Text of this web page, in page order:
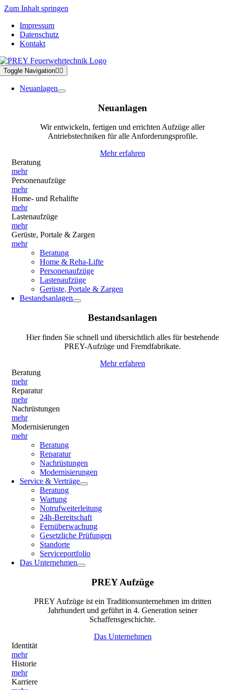
Zum Inhalt springen
Impressum
Datenschutz
Kontakt
Toggle Navigation
Neuanlagen
Neuanlagen
Wir entwickeln, fertigen und errichten Aufzüge aller
Antriebstechniken für alle Anforderungsprofile.
Mehr erfahren
Beratung
mehr
Personenaufzüge
mehr
Home- und Rehalifte
mehr
Lastenaufzüge
mehr
Gerüste, Portale & Zargen
mehr
Beratung
Home & Reha-Lifte
Personenaufzüge
Lastenaufzüge
Gerüste, Portale & Zargen
Bestandsanlagen
Bestandsanlagen
Hier finden Sie schnell und übersichtlich alles für bestehende
PREY-Aufzüge und Fremdfabrikate.
Mehr erfahren
Beratung
mehr
Reparatur
mehr
Nachrüstungen
mehr
Modernisierungen
mehr
Beratung
Reparatur
Nachrüstungen
Modernisierungen
Service & Verträge
Beratung
Wartung
Notrufweiterleitung
24h-Bereitschaft
Fernüberwachung
Gesetzliche Prüfungen
Standorte
Serviceportfolio
Das Unternehmen
PREY Aufzüge
PREY Aufzüge ist ein Traditionsunternehmen im dritten
Jahrhundert und geführt in 4. Generation seiner
Schaffensgeschichte.
Das Unternehmen
Identität
mehr
Historie
mehr
Karriere